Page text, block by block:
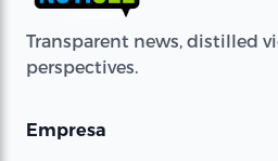
Transparent news, distilled
perspectives.
Empresa